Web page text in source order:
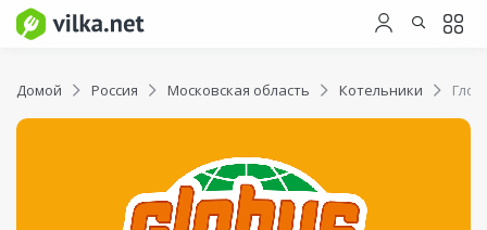
Домой Россия Московская область Котельники